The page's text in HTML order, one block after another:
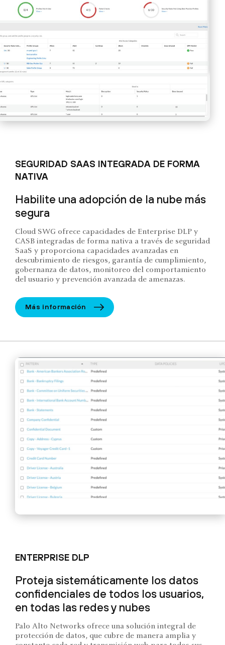
SEGURIDAD SAAS INTEGRADA DE FORMA
NATIVA
Habilite una adopción de la nube más
segura
Cloud SWG ofrece capacidades de Enterprise DLP y
CASB integradas de forma nativa a través de seguridad
SaaS y proporciona capacidades avanzadas en
descubrimiento de riesgos, garantía de cumplimiento,
gobernanza de datos, monitoreo del comportamiento
del usuario y prevención avanzada de amenazas.
Más información
ENTERPRISE DLP
Proteja sistemáticamente los datos
confidenciales de todos los usuarios,
en todas las redes y nubes
Palo Alto Networks ofrece una solución integral de
protección de datos, que cubre de manera amplia y